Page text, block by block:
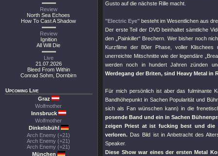
Review
North Sea Echoes
How To Cast A Shadow
Review
Ignition
All Will Die
Live
21.07.2026
Bleed From Within
Conrad Sohm, Dornbirn
Upcoming Live
Graz
Wolfmother
Innsbruck
Wolfmother
Dinkelsbühl
Arch Enemy (+21)
Arch Enemy (+21)
Arch Enemy (+21)
München
Gusto auf die nächste Rille macht.
"Electric Eye" besteht im Wesentlichen aus
Der erste Teil der DVD beinhaltet sämtliche
den „Painkiller“ Brechern. Wer bisher noch
Kurzfilme der 80er Phase, voller Klischees
unerreichte Mitschnitte wie der legendäre
werden noch in hundert Jahren zünden
Werdegang der Briten, sind Heavy Metal
Für mich persönlich ist aber das fulminante
Bandhöhepunkt in Sachen Popularität und
sich als Fan wünschen kann) in die
posende Band und ein in Sachen
zeigen Priest at ist fucking best und die
verloren. Das Bild ist in Anbetracht des
Speaker.
Diese Show war eines der ersten Metal